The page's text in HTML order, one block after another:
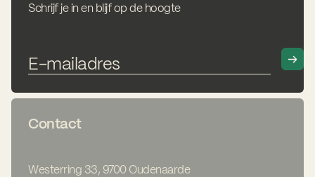
Schrijf je in en blijf op de hoogte
Contact
Westerring 33, 9700 Oudenaarde